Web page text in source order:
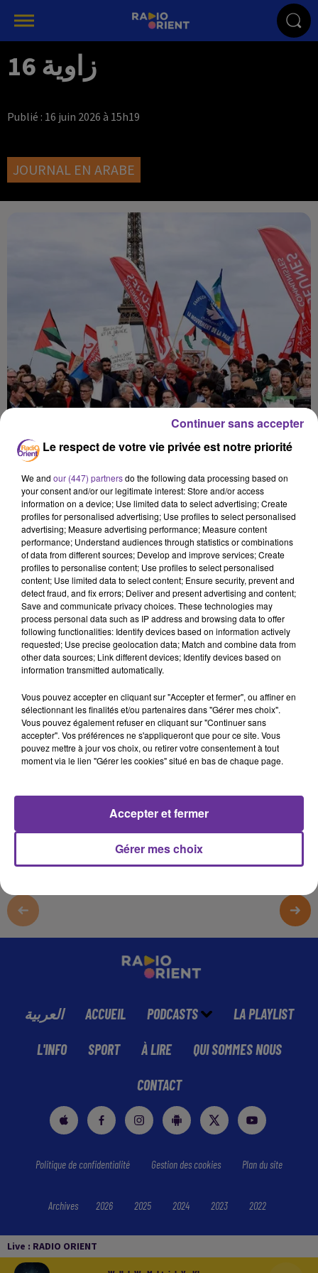
Live : RADIO ORIENT
زاوية 16
Publié : 16 juin 2026 à 15h19
JOURNAL EN ARABE
زاوية 16
16 juin 2026 - 6 min 55 sec
زاوية 16
زاوية 16
زاوية 16
زاوية 16
0:00 6 min 55 sec
Afficher la transcription écrite
العربية ACCUEIL PODCASTS LA PLAYLIST
L'INFO SPORT À LIRE QUI SOMMES NOUS
CONTACT
Politique de confidentialité Gestion des cookies Plan du site
Archives 2026 2025 2024 2023 2022
Le respect de votre vie privée est notre priorité
We and our (447) partnersdo the following data processing based on
your consent and/or our legitimate interest: Store and/or access
information on a device; Use limited data to select advertising; Create
profiles for personalised advertising; Use profiles to select personalised
advertising; Measure advertising performance; Measure content
performance; Understand audiences through statistics or combinations
of data from different sources; Develop and improve services; Create
profiles to personalise content; Use profiles to select personalised
content; Use limited data to select content; Ensure security, prevent and
detect fraud, and fix errors; Deliver and present advertising and content;
Save and communicate privacy choices. These technologies may
process personal data such as IP address and browsing data to offer
following functionalities: Identify devices based on information actively
requested; Use precise geolocation data; Match and combine data from
other data sources; Link different devices; Identify devices based on
information transmitted automatically.
Vous pouvez accepter en cliquant sur "Accepter et fermer", ou affiner en
sélectionnant les finalités et/ou partenaires dans "Gérer mes choix".
Vous pouvez également refuser en cliquant sur "Continuer sans
accepter". Vos préférences ne s'appliqueront que pour ce site. Vous
pouvez mettre à jour vos choix, ou retirer votre consentement à tout
moment via le lien "Gérer les cookies" situé en bas de chaque page.
Gérer mes choix
Accepter et fermer
Continuer sans accepter